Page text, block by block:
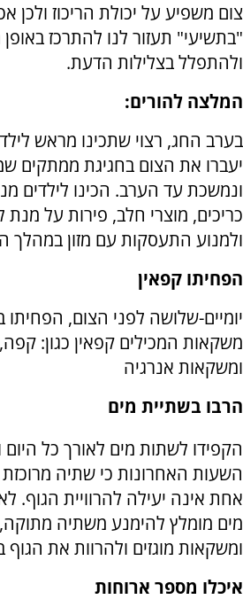
צום משפיע על יכולת הריכוז ולכן
"בתשיעי" תעזור לנו להתרכז
ולהתפלל בצלילות הדעת.
המלצה להורים:
בערב החג, רצוי שתכינו מראש
יעברו את הצום בחגיגת ממתקים
ונמשכת עד הערב. הכינו לילדים
כריכים, מוצרי חלב, פירות על
ולמנוע התעסקות עם מזון במהלך
הפחיתו קפאין
יומיים-שלושה לפני הצום,
משקאות המכילים קפאין כגון:
ומשקאות אנרגיה
הרבו בשתיית מים
הקפידו לשתות מים לאורך כל
השעות האחרונות כי שתיה
אחת אינה יעילה להרוויית הגוף.
מים מומלץ להימנע משתיה
ומשקאות מוגזים ולהרוות את הגוף
איכלו מספר ארוחות